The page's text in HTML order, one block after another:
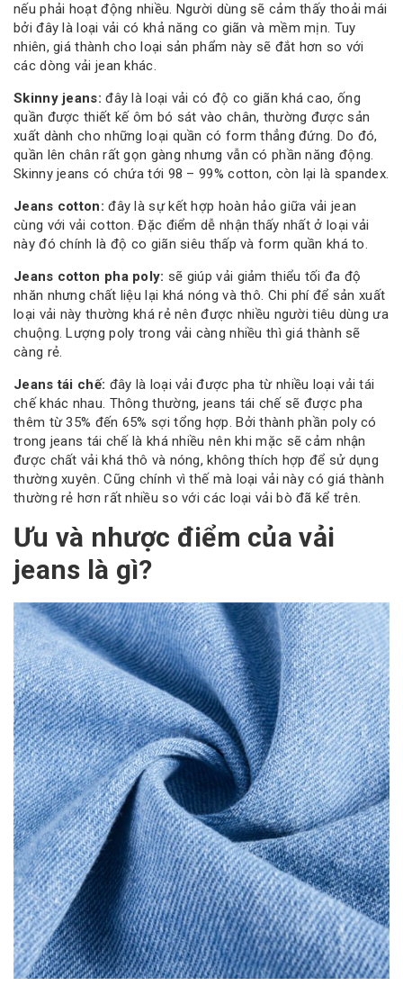
nếu phải hoạt động nhiều. Người dùng sẽ cảm thấy thoải mái
bởi đây là loại vải có khả năng co giãn và mềm mịn. Tuy
nhiên, giá thành cho loại sản phẩm này sẽ đắt hơn so với
các dòng vải jean khác.
Skinny jeans: đây là loại vải có độ co giãn khá cao, ống
quần được thiết kế ôm bó sát vào chân, thường được sản
xuất dành cho những loại quần có form thẳng đứng. Do đó,
quần lên chân rất gọn gàng nhưng vẫn có phần năng động.
Skinny jeans có chứa tới 98 – 99% cotton, còn lại là spandex.
Jeans cotton: đây là sự kết hợp hoàn hảo giữa vải jean
cùng với vải cotton. Đặc điểm dễ nhận thấy nhất ở loại vải
này đó chính là độ co giãn siêu thấp và form quần khá to.
Jeans cotton pha poly: sẽ giúp vải giảm thiểu tối đa độ
nhăn nhưng chất liệu lại khá nóng và thô. Chi phí để sản xuất
loại vải này thường khá rẻ nên được nhiều người tiêu dùng ưa
chuộng. Lượng poly trong vải càng nhiều thì giá thành sẽ
càng rẻ.
Jeans tái chế: đây là loại vải được pha từ nhiều loại vải tái
chế khác nhau. Thông thường, jeans tái chế sẽ được pha
thêm từ 35% đến 65% sợi tổng hợp. Bởi thành phần poly có
trong jeans tái chế là khá nhiều nên khi mặc sẽ cảm nhận
được chất vải khá thô và nóng, không thích hợp để sử dụng
thường xuyên. Cũng chính vì thế mà loại vải này có giá thành
thường rẻ hơn rất nhiều so với các loại vải bò đã kể trên.
Ưu và nhược điểm của vải
jeans là gì?